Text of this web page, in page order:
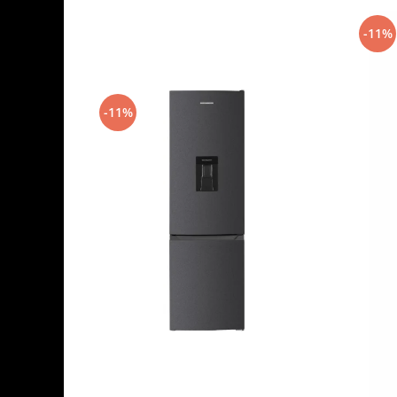
-11%
-11%